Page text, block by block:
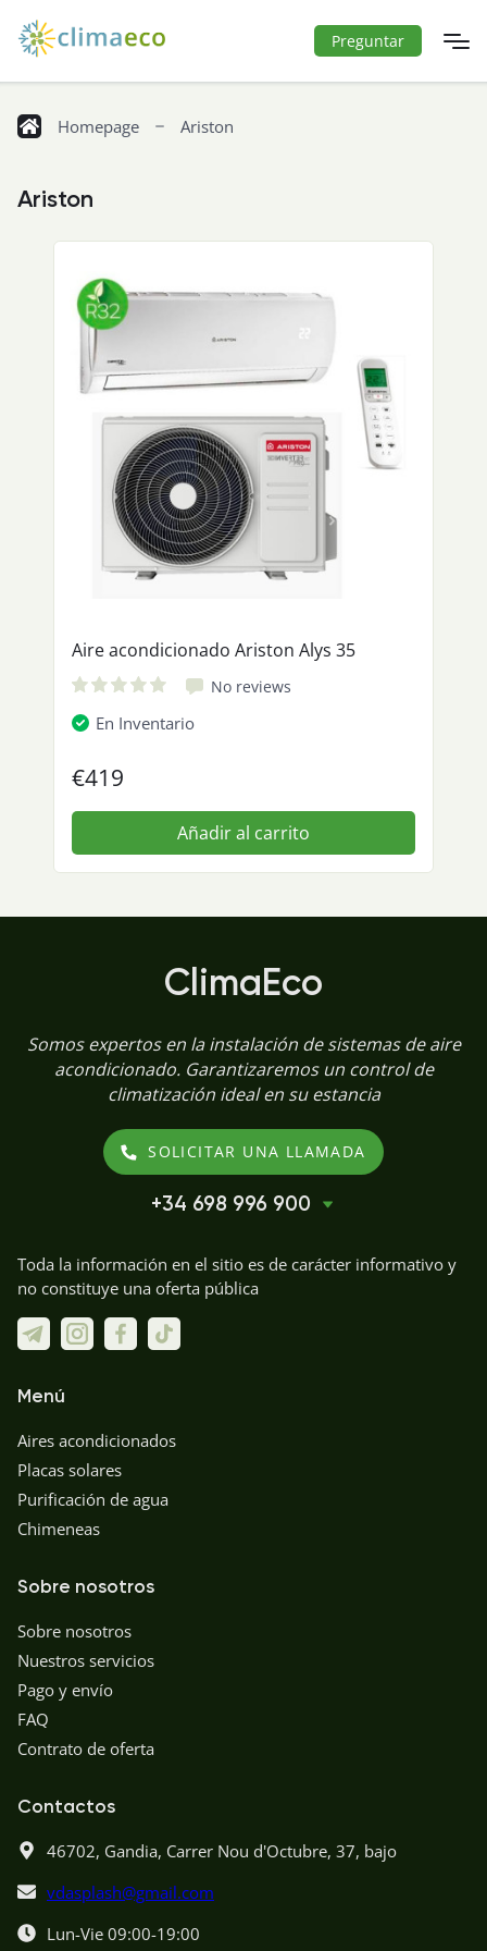
Preguntar
Homepage Ariston
Ariston
Aire acondicionado Ariston Alys 35
No reviews
En Inventario
€419
Añadir al carrito
ClimaEco
Somos expertos en la instalación de sistemas de aire
acondicionado. Garantizaremos un control de
climatización ideal en su estancia
SOLICITAR UNA LLAMADA
+34 698 996 900
Toda la información en el sitio es de carácter informativo y
no constituye una oferta pública
Menú
Aires acondicionados
Placas solares
Purificación de agua
Chimeneas
Sobre nosotros
Sobre nosotros
Nuestros servicios
Pago y envío
FAQ
Contrato de oferta
Contactos
46702, Gandia, Carrer Nou d'Octubre, 37, bajo
vdasplash@gmail.com
Lun-Vie 09:00-19:00